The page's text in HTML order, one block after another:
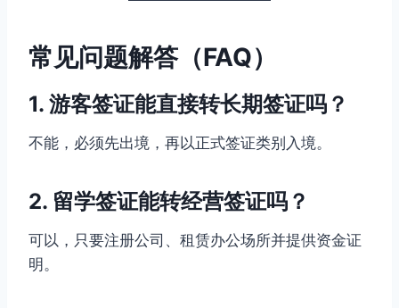
常见问题解答（FAQ）
1. 游客签证能直接转长期签证吗？
不能，必须先出境，再以正式签证类别入境。
2. 留学签证能转经营签证吗？
可以，只要注册公司、租赁办公场所并提供资金证
明。